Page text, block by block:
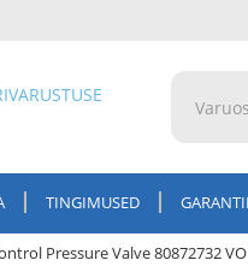
TINGIMUSED
Pressure Valve 80872732